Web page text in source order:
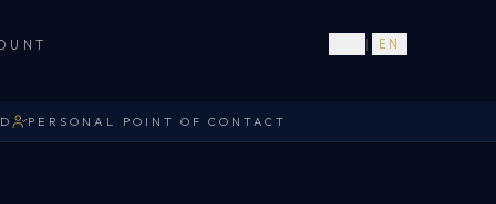
EN
PERSONAL POINT OF CONTACT